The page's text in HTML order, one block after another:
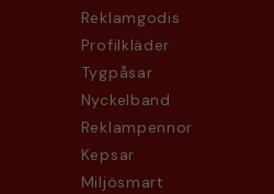
Reklamgodis
Profilkläder
Tygpåsar
Nyckelband
Reklampennor
Kepsar
Miljösmart